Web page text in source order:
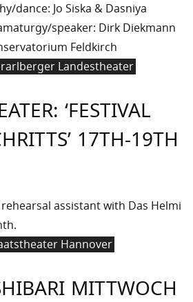
dance: Jo Siska & Dasniya
speaker: Dirk Diekmann
Feldkirch
Landestheater
‘FESTIVAL
17TH-19TH
assistant with Das Helmi
Hannover
MITTWOCH